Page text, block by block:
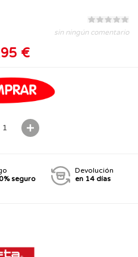
sin ningún comentario
€
seguro
Devolución
en 14 días